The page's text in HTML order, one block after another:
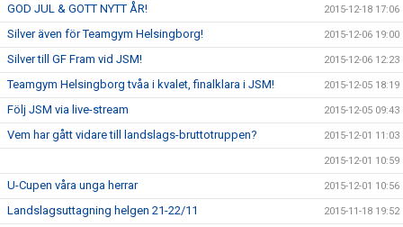
GOD JUL & GOTT NYTT ÅR! 2015-12-18 17:06
Silver även för Teamgym Helsingborg! 2015-12-06 19:00
Silver till GF Fram vid JSM! 2015-12-06 12:23
Teamgym Helsingborg tvåa i kvalet, finalklara i JSM! 2015-12-05 18:19
Följ JSM via live-stream 2015-12-05 09:43
Vem har gått vidare till landslags-bruttotruppen? 2015-12-01 11:03
2015-12-01 10:59
U-Cupen våra unga herrar 2015-12-01 10:56
Landslagsuttagning helgen 21-22/11 2015-11-18 19:52